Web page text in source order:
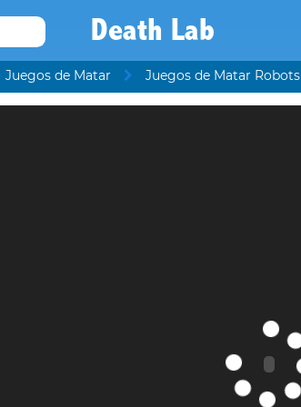
Death Lab
Juegos de Matar Juegos de Matar Robots